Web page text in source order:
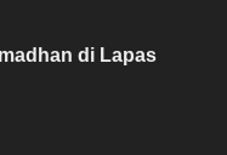
di Lapas